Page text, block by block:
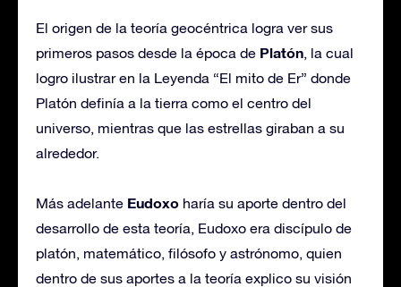
El origen de la teoría geocéntrica logra ver sus
primeros pasos desde la época de Platón, la cual
logro ilustrar en la Leyenda “El mito de Er” donde
Platón definía a la tierra como el centro del
universo, mientras que las estrellas giraban a su
alrededor.
Más adelante Eudoxo haría su aporte dentro del
desarrollo de esta teoría, Eudoxo era discípulo de
platón, matemático, filósofo y astrónomo, quien
dentro de sus aportes a la teoría explico su visión